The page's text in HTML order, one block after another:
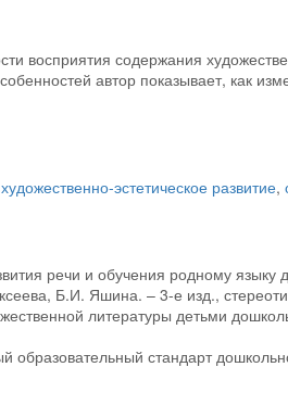
восприятия содержания
автор показывает, как
художественно-эстетическое развитие,
речи и обучения родному языку
Б.И. Яшина. – 3-е изд.,
литературы детьми
образовательный стандарт